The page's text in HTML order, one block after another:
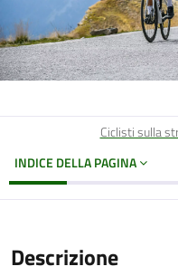
Ciclisti sulla
INDICE DELLA PAGINA
Descrizione